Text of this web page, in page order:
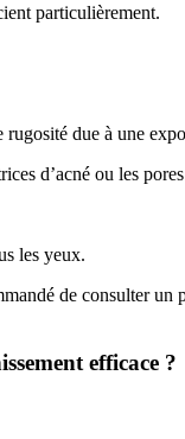
particulièrement.
due à une
d’acné ou les
les yeux.
de consulter
efficace ?